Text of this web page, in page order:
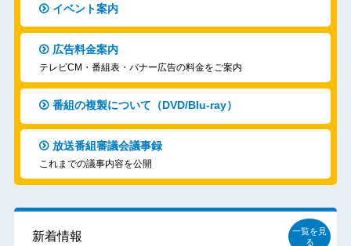
イベント案内
広告料金案内
テレビCM・番組表・バナー広告の料金をご案内
番組の複製について（DVD/Blu-ray）
放送番組審議会議事録
これまでの議事内容を公開
新着情報
一覧を見
る